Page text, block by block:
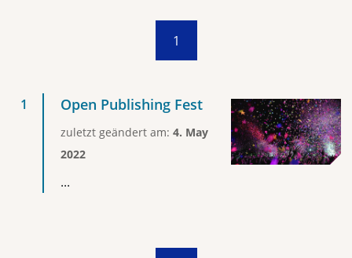
1
Open Publishing Fest
zuletzt geändert am: 4. May
2022
...